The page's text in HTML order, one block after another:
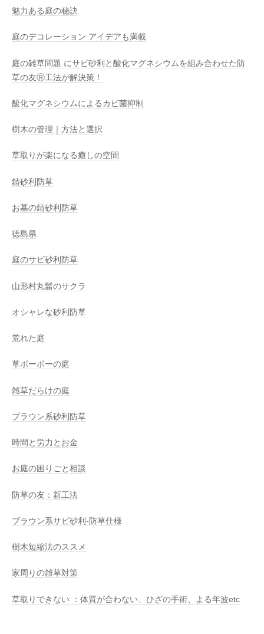
魅力ある庭の秘訣
庭のデコレーション アイデアも満載
庭の雑草問題 にサビ砂利と酸化マグネシウムを組み合わせた防
草の友Ⓡ工法が解決策！
酸化マグネシウムによるカビ菌抑制
樹木の管理｜方法と選択
草取りが楽になる癒しの空間
錆砂利防草
お墓の錆砂利防草
徳島県
庭のサビ砂利防草
山形村丸髷のサクラ
オシャレな砂利防草
荒れた庭
草ボーボーの庭
雑草だらけの庭
ブラウン系砂利防草
時間と労力とお金
お庭の困りごと相談
防草の友：新工法
ブラウン系サビ砂利-防草仕様
樹木短縮法のススメ
家周りの雑草対策
草取りできない ：体質が合わない、ひざの手術、よる年波etc